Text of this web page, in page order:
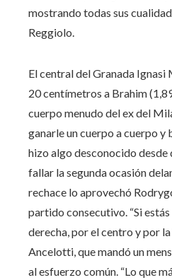
mostrando todas sus
Reggiolo.
El central del Granada Ignasi
20 centímetros a Brahim
cuerpo menudo del ex del
ganarle un cuerpo a cuerpo y
hizo algo desconocido desde
fallar la segunda ocasión
rechace lo aprovechó
partido consecutivo. “Si
derecha, por el centro y por la
Ancelotti, que mandó un
al esfuerzo común. “Lo que